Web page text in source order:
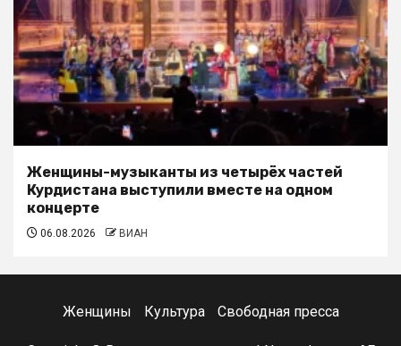
Женщины-музыканты из четырёх частей
Курдистана выступили вместе на одном
концерте
06.08.2026 ВИАН
Женщины Культура Свободная пресса